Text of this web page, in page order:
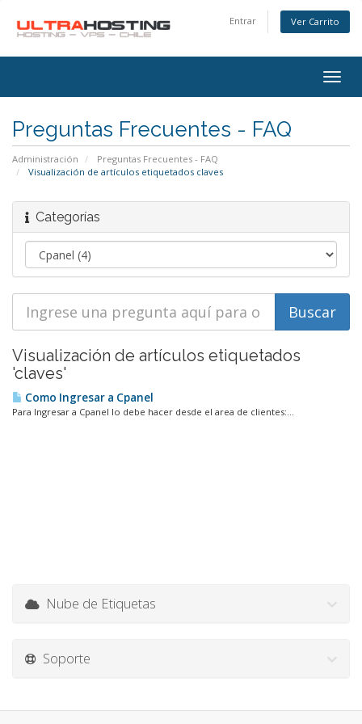
Entrar Ver Carrito
Preguntas Frecuentes - FAQ
Administración
Preguntas Frecuentes - FAQ
Visualización de artículos etiquetados claves
Categorías
Visualización de artículos etiquetados
'claves'
Como Ingresar a Cpanel
Para Ingresar a Cpanel lo debe hacer desde el area de clientes:...
Nube de Etiquetas
Soporte